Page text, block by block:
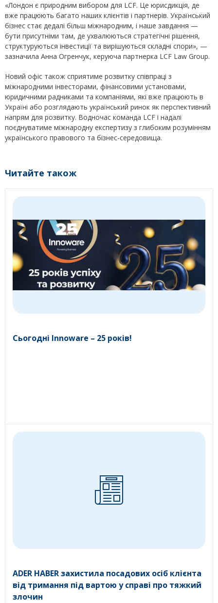
«Лондон є природним вибором для LCF. Це юрисдикція, де
вже працюють багато наших клієнтів і партнерів. Український
бізнес стає дедалі більш міжнародним, і наше завдання —
бути присутніми там, де ухвалюються стратегічні рішення,
структуруються інвестиції та вирішуються складні спори», —
зазначила Анна Огренчук, керуюча партнерка LCF Law Group.
Новий офіс також сприятиме розвитку співпраці з
міжнародними інвесторами, фінансовими установами,
юридичними радниками та компаніями, які вже працюють в
Україні або розглядають український ринок як перспективний
напрям для розвитку. Водночас команда LCF і надалі
поєднуватиме міжнародну експертизу з глибоким розумінням
українського правового та бізнес-середовища.
Читайте також
Сьогодні Innoware – 25 років!
ADER HABER захистила посадових осіб клієнта
від тримання під вартою у справі про тяжкий
злочин